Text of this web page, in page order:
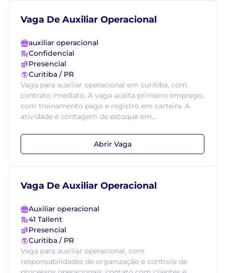
Vaga De Auxiliar Operacional
auxiliar operacional
Confidencial
Presencial
Curitiba / PR
Vaga para auxiliar operacional em curitiba, com
contrato imediato. A vaga aceita primeiro emprego,
com treinamento pago e registro em carteira. A
atividade é contagem de estoque em...
Abrir Vaga
Vaga De Auxiliar Operacional
Auxiliar operacional
41 Tallent
Presencial
Curitiba / PR
Vaga para auxiliar operacional, com
responsabilidades de organização e controle de